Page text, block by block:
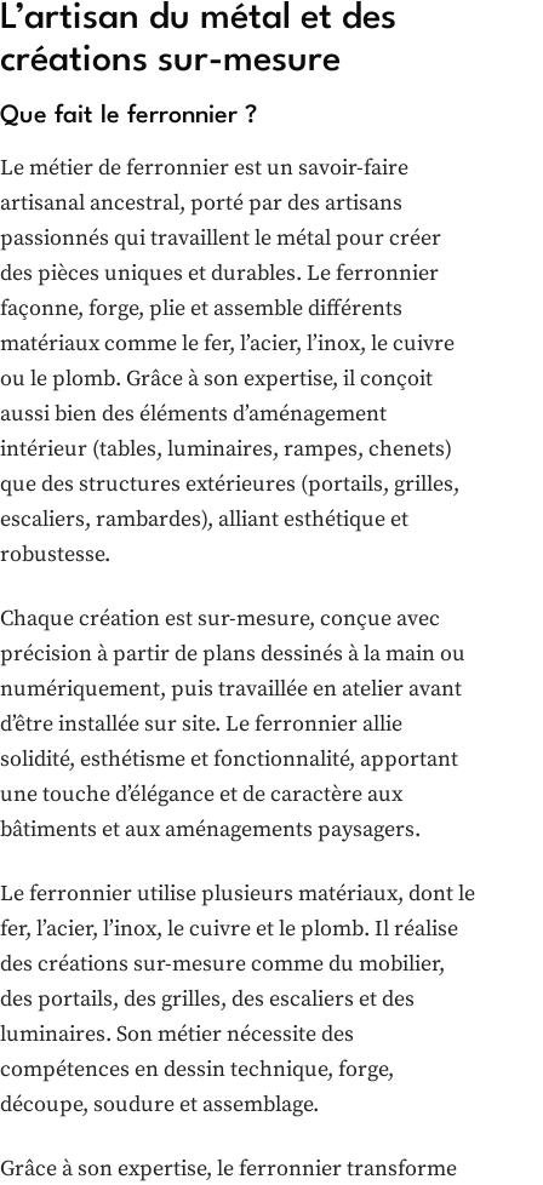
L’artisan du métal et des
créations sur-mesure
Que fait le ferronnier ?
Le métier de ferronnier est un savoir-faire
artisanal ancestral, porté par des artisans
passionnés qui travaillent le métal pour créer
des pièces uniques et durables. Le ferronnier
façonne, forge, plie et assemble différents
matériaux comme le fer, l’acier, l’inox, le cuivre
ou le plomb. Grâce à son expertise, il conçoit
aussi bien des éléments d’aménagement
intérieur (tables, luminaires, rampes, chenets)
que des structures extérieures (portails, grilles,
escaliers, rambardes), alliant esthétique et
robustesse.
Chaque création est sur-mesure, conçue avec
précision à partir de plans dessinés à la main ou
numériquement, puis travaillée en atelier avant
d’être installée sur site. Le ferronnier allie
solidité, esthétisme et fonctionnalité, apportant
une touche d’élégance et de caractère aux
bâtiments et aux aménagements paysagers.
Le ferronnier utilise plusieurs matériaux, dont le
fer, l’acier, l’inox, le cuivre et le plomb. Il réalise
des créations sur-mesure comme du mobilier,
des portails, des grilles, des escaliers et des
luminaires. Son métier nécessite des
compétences en dessin technique, forge,
découpe, soudure et assemblage.
Grâce à son expertise, le ferronnier transforme